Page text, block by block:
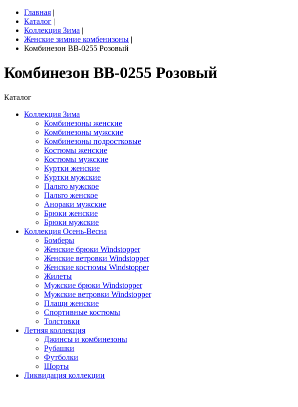
Главная |
Каталог |
Коллекция Зима |
Женские зимние комбенизоны |
Комбинезон BB-0255 Розовый
Комбинезон BB-0255 Розовый
Каталог
Коллекция Зима
Комбинезоны женские
Комбинезоны мужские
Комбинезоны подростковые
Костюмы женские
Костюмы мужские
Куртки женские
Куртки мужские
Пальто мужское
Пальто женское
Анораки мужские
Брюки женские
Брюки мужские
Коллекция Осень-Весна
Бомберы
Женские брюки Windstopper
Женские ветровки Windstopper
Женские костюмы Windstopper
Жилеты
Мужские брюки Windstopper
Мужские ветровки Windstopper
Плащи женские
Спортивные костюмы
Толстовки
Летняя коллекция
Джинсы и комбинезоны
Рубашки
Футболки
Шорты
Ликвидация коллекции